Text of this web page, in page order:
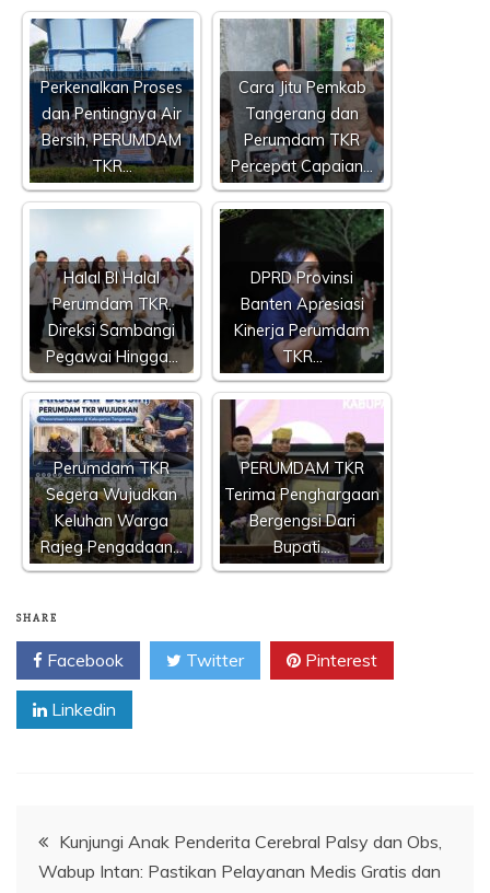
Perkenalkan Proses
dan Pentingnya Air
Bersih, PERUMDAM
TKR…
Cara Jitu Pemkab
Tangerang dan
Perumdam TKR
Percepat Capaian…
Halal BI Halal
Perumdam TKR,
Direksi Sambangi
Pegawai Hingga…
DPRD Provinsi
Banten Apresiasi
Kinerja Perumdam
TKR…
Perumdam TKR
Segera Wujudkan
Keluhan Warga
Rajeg Pengadaan…
PERUMDAM TKR
Terima Penghargaan
Bergengsi Dari
Bupati…
SHARE
Facebook Twitter Pinterest
Linkedin
Navigasi
Kunjungi Anak Penderita Cerebral Palsy dan Obs,
Wabup Intan: Pastikan Pelayanan Medis Gratis dan